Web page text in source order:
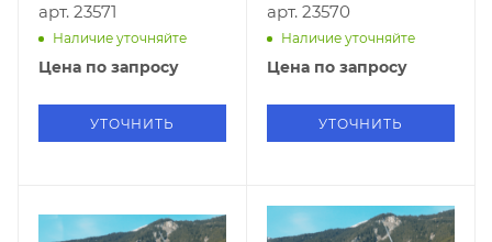
арт. 23571
Наличие уточняйте
Цена по запросу
УТОЧНИТЬ
арт. 23570
Наличие уточняйте
Цена по запросу
УТОЧНИТЬ